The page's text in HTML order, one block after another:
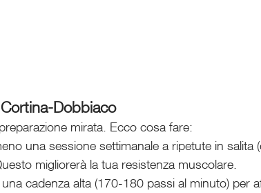
Dobbiaco
mirata. Ecco cosa fare:
una sessione settimanale a ripetute in salita
migliorerà la tua resistenza muscolare.
cadenza alta (170-180 passi al minuto) per